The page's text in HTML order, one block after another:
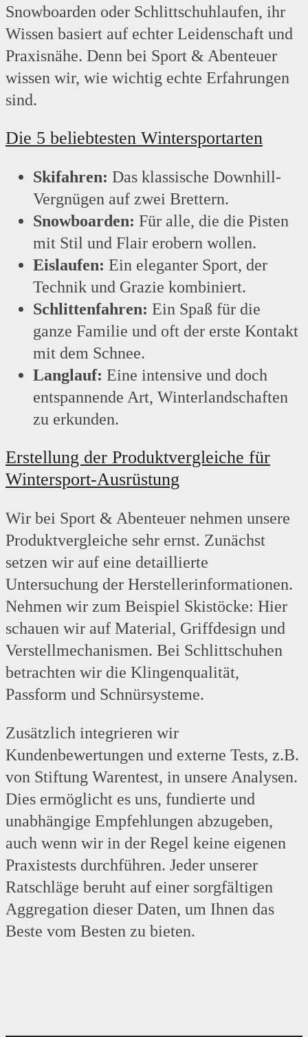
Snowboarden oder Schlittschuhlaufen, ihr
Wissen basiert auf echter Leidenschaft und
Praxisnähe. Denn bei Sport & Abenteuer
wissen wir, wie wichtig echte Erfahrungen
sind.
Die 5 beliebtesten Wintersportarten
Skifahren: Das klassische Downhill-
Vergnügen auf zwei Brettern.
Snowboarden: Für alle, die die Pisten
mit Stil und Flair erobern wollen.
Eislaufen: Ein eleganter Sport, der
Technik und Grazie kombiniert.
Schlittenfahren: Ein Spaß für die
ganze Familie und oft der erste Kontakt
mit dem Schnee.
Langlauf: Eine intensive und doch
entspannende Art, Winterlandschaften
zu erkunden.
Erstellung der Produktvergleiche für
Wintersport-Ausrüstung
Wir bei Sport & Abenteuer nehmen unsere
Produktvergleiche sehr ernst. Zunächst
setzen wir auf eine detaillierte
Untersuchung der Herstellerinformationen.
Nehmen wir zum Beispiel Skistöcke: Hier
schauen wir auf Material, Griffdesign und
Verstellmechanismen. Bei Schlittschuhen
betrachten wir die Klingenqualität,
Passform und Schnürsysteme.
Zusätzlich integrieren wir
Kundenbewertungen und externe Tests, z.B.
von Stiftung Warentest, in unsere Analysen.
Dies ermöglicht es uns, fundierte und
unabhängige Empfehlungen abzugeben,
auch wenn wir in der Regel keine eigenen
Praxistests durchführen. Jeder unserer
Ratschläge beruht auf einer sorgfältigen
Aggregation dieser Daten, um Ihnen das
Beste vom Besten zu bieten.